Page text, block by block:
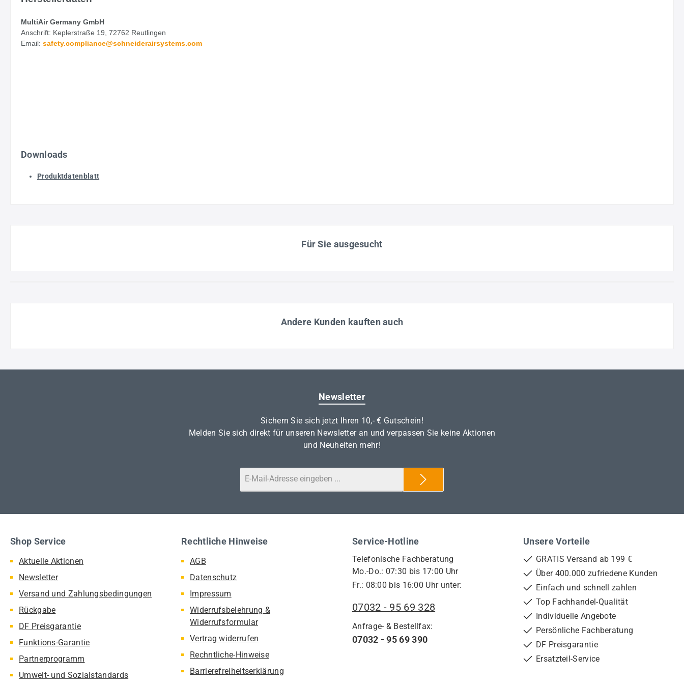
MultiAir Germany GmbH
Anschrift: Keplerstraße 19, 72762 Reutlingen
Email: safety.compliance@schneiderairsystems.com
Downloads
Produktdatenblatt
Für Sie ausgesucht
Andere Kunden kauften auch
Newsletter
Sichern Sie sich jetzt Ihren 10,- € Gutschein!
Melden Sie sich direkt für unseren Newsletter an und verpassen Sie keine Aktionen
und Neuheiten mehr!
Service-Hotline
Telefonische Fachberatung
Mo.-Do.: 07:30 bis 17:00 Uhr
Fr.: 08:00 bis 16:00 Uhr unter:
07032 - 95 69 328
Anfrage- & Bestellfax:
07032 - 95 69 390
Shop Service
Aktuelle Aktionen
Newsletter
Versand und Zahlungsbedingungen
Rückgabe
DF Preisgarantie
Funktions-Garantie
Partnerprogramm
Umwelt- und Sozialstandards
Rechtliche Hinweise
AGB
Datenschutz
Impressum
Widerrufsbelehrung &
Widerrufsformular
Vertrag widerrufen
Rechntliche-Hinweise
Barrierefreiheitserklärung
Unsere Vorteile
GRATIS Versand ab 199 €
Über 400.000 zufriedene Kunden
Einfach und schnell zahlen
Top Fachhandel-Qualität
Individuelle Angebote
Persönliche Fachberatung
DF Preisgarantie
Ersatzteil-Service